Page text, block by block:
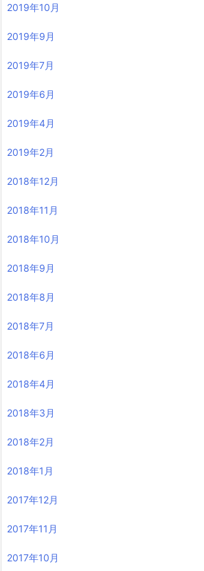
2019年10月
2019年9月
2019年7月
2019年6月
2019年4月
2019年2月
2018年12月
2018年11月
2018年10月
2018年9月
2018年8月
2018年7月
2018年6月
2018年4月
2018年3月
2018年2月
2018年1月
2017年12月
2017年11月
2017年10月